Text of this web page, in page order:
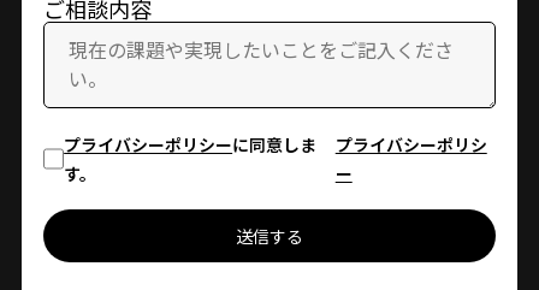
ご相談内容
プライバシーポリシーに同意しま
す。
プライバシーポリシ
ー
送信する